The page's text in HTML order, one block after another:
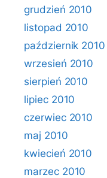
grudzień 2010
listopad 2010
październik 2010
wrzesień 2010
sierpień 2010
lipiec 2010
czerwiec 2010
maj 2010
kwiecień 2010
marzec 2010